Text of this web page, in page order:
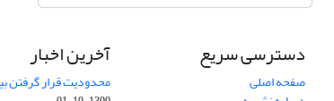
دسترسی سریع
صفحه اصلی
آخرین اخبار
محدودیت قرار گرفتن